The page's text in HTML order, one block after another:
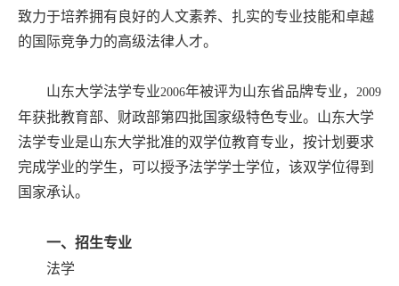
致力于培养拥有良好的人文素养、扎实的专业技能和卓越
的国际竞争力的高级法律人才。
山东大学法学专业2006年被评为山东省品牌专业， 2009
年获批教育部、财政部第四批国家级特色专业。山东大学
法学专业是山东大学批准的双学位教育专业，按计划要求
完成学业的学生，可以授予法学学士学位，该双学位得到
国家承认。
一、招生专业
法学